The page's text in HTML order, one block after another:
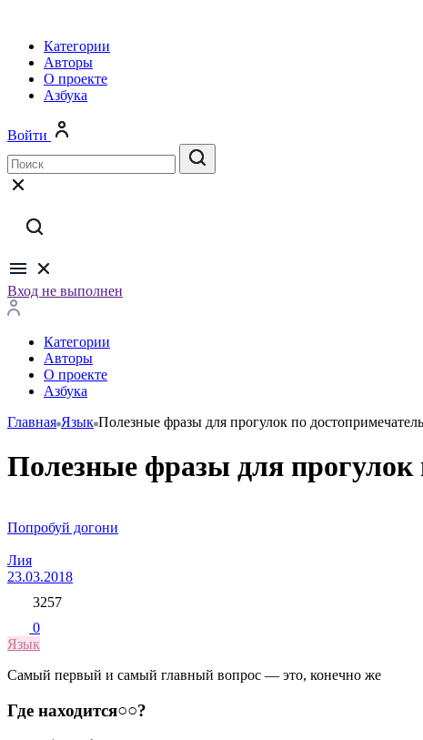
Категории
Авторы
О проекте
Азбука
Войти
Вход не выполнен
Категории
Авторы
О проекте
Азбука
Главная Язык Полезные фразы для прогулок по
Полезные фразы для прогулок
Попробуй догони
Лия
23.03.2018
3257
0
Язык
Самый первый и самый главный вопрос — это, конечно же
Где находится○○?